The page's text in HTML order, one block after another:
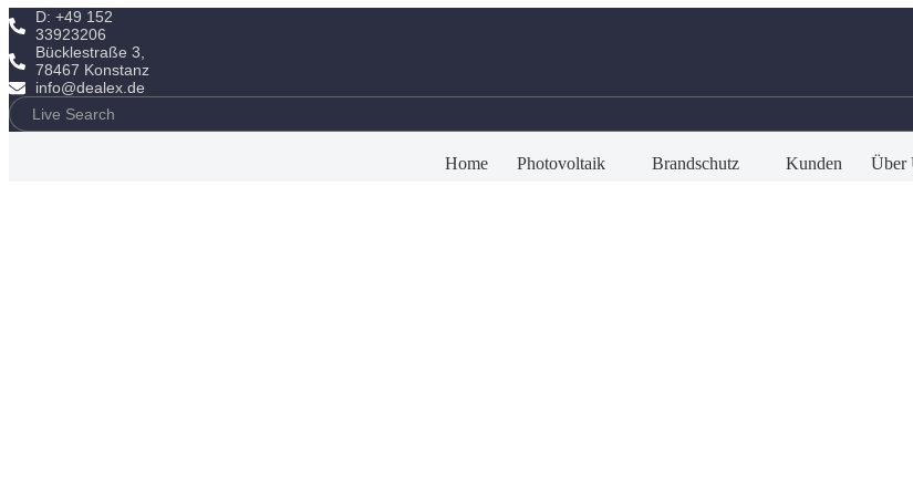
D: +49 152
33923206
Bücklestraße 3,
78467 Konstanz
info@dealex.de
Home Photovoltaik Brandschutz Kunden Über